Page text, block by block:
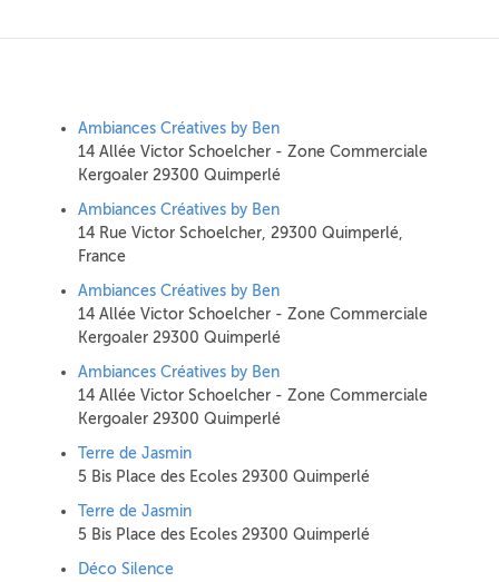
Ambiances Créatives by Ben
14 Allée Victor Schoelcher - Zone Commerciale
Kergoaler 29300 Quimperlé
Ambiances Créatives by Ben
14 Rue Victor Schoelcher, 29300 Quimperlé,
France
Ambiances Créatives by Ben
14 Allée Victor Schoelcher - Zone Commerciale
Kergoaler 29300 Quimperlé
Ambiances Créatives by Ben
14 Allée Victor Schoelcher - Zone Commerciale
Kergoaler 29300 Quimperlé
Terre de Jasmin
5 Bis Place des Ecoles 29300 Quimperlé
Terre de Jasmin
5 Bis Place des Ecoles 29300 Quimperlé
Déco Silence